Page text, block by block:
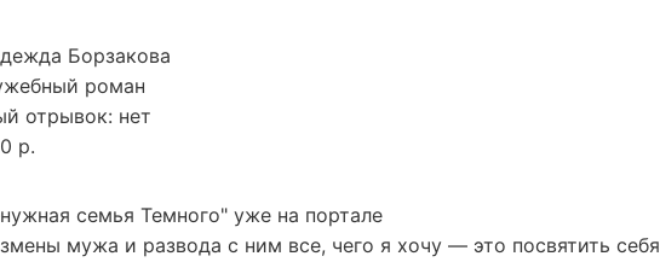
Борзакова
роман
отрывок: нет
р.
семья Темного" уже на портале
мужа и развода с ним все, чего я хочу — это посвятить себя